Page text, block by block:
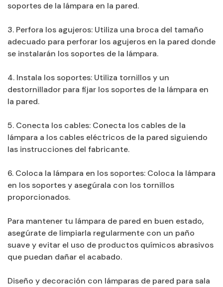
soportes de la lámpara en la pared.
3. Perfora los agujeros: Utiliza una broca del tamaño
adecuado para perforar los agujeros en la pared donde
se instalarán los soportes de la lámpara.
4. Instala los soportes: Utiliza tornillos y un
destornillador para fijar los soportes de la lámpara en
la pared.
5. Conecta los cables: Conecta los cables de la
lámpara a los cables eléctricos de la pared siguiendo
las instrucciones del fabricante.
6. Coloca la lámpara en los soportes: Coloca la lámpara
en los soportes y asegúrala con los tornillos
proporcionados.
Para mantener tu lámpara de pared en buen estado,
asegúrate de limpiarla regularmente con un paño
suave y evitar el uso de productos químicos abrasivos
que puedan dañar el acabado.
Diseño y decoración con lámparas de pared para sala